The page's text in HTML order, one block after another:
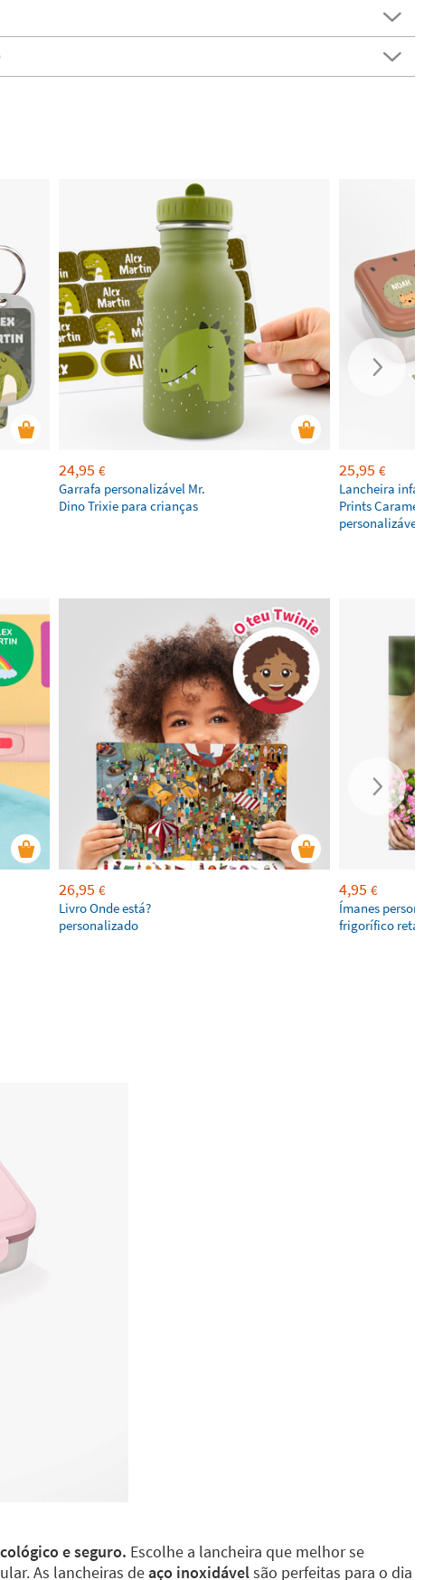
24,95 €
Garrafa personalizável Mr.
Dino Trixie para crianças
25,95 €
Lancheira
Prints
personalizável
26,95 €
Livro Onde está?
personalizado
4,95 €
Ímanes
frigorífico
e seguro. Escolhe a lancheira que melhor se
As lancheiras deaço inoxidávelsão perfeitas para o dia